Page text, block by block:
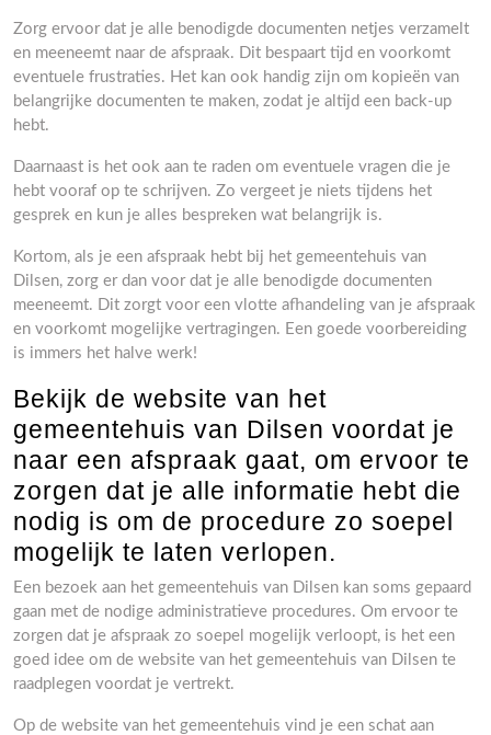
Zorg ervoor dat je alle benodigde documenten netjes verzamelt
en meeneemt naar de afspraak. Dit bespaart tijd en voorkomt
eventuele frustraties. Het kan ook handig zijn om kopieën van
belangrijke documenten te maken, zodat je altijd een back-up
hebt.
Daarnaast is het ook aan te raden om eventuele vragen die je
hebt vooraf op te schrijven. Zo vergeet je niets tijdens het
gesprek en kun je alles bespreken wat belangrijk is.
Kortom, als je een afspraak hebt bij het gemeentehuis van
Dilsen, zorg er dan voor dat je alle benodigde documenten
meeneemt. Dit zorgt voor een vlotte afhandeling van je afspraak
en voorkomt mogelijke vertragingen. Een goede voorbereiding
is immers het halve werk!
Bekijk de website van het
gemeentehuis van Dilsen voordat je
naar een afspraak gaat, om ervoor te
zorgen dat je alle informatie hebt die
nodig is om de procedure zo soepel
mogelijk te laten verlopen.
Een bezoek aan het gemeentehuis van Dilsen kan soms gepaard
gaan met de nodige administratieve procedures. Om ervoor te
zorgen dat je afspraak zo soepel mogelijk verloopt, is het een
goed idee om de website van het gemeentehuis van Dilsen te
raadplegen voordat je vertrekt.
Op de website van het gemeentehuis vind je een schat aan